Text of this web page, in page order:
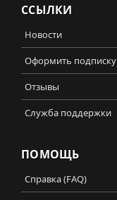
ССЫЛКИ
Новости
Оформить подписку
Отзывы
Служба поддержки
ПОМОЩЬ
Справка (FAQ)